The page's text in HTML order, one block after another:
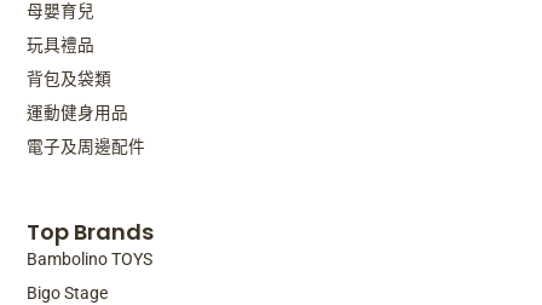
Top Brands
Bambolino TOYS
Bigo Stage
母嬰育兒
玩具禮品
背包及袋類
運動健身用品
電子及周邊配件